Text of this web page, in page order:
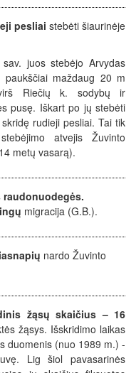
pesliai stebėti šiaurinėje
juos stebėjo Arvydas
maždaug 20 m
Riečių k. sodybų ir
pusę. Iškart po jų stebėti
rudieji pesliai. Tai tik
atvejis Žuvinto
metų vasarą).
migracija (G.B.).
nardo Žuvinto
žąsų skaičius – 16
žąsys. Išskridimo laikas
duomenis (nuo 1989 m.) -
Lig šiol pavasarinės